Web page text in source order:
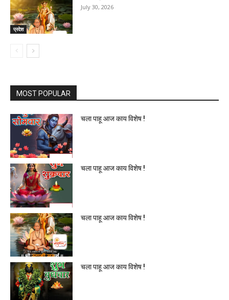
प्रदेश
July 30, 2026
MOST POPULAR
चला पाहू आज काय विशेष !
चला पाहू आज काय विशेष !
चला पाहू आज काय विशेष !
चला पाहू आज काय विशेष !